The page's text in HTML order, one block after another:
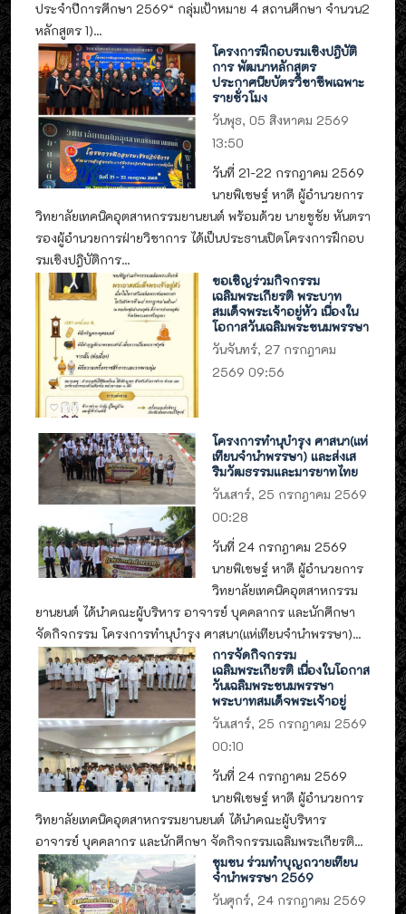
ประจำปีการศึกษา 2569“ กลุ่มเป้าหมาย 4 สถานศึกษา จำนวน2
หลักสูตร 1)...
โครงการฝึกอบรมเชิงปฎิบัติ
การ พัฒนาหลักสูตร
ประกาศนียบัตรวิชาชีพเฉพาะ
รายชั่วโมง
วันพุธ, 05 สิงหาคม 2569
13:50
วันที่ 21-22 กรกฎาคม 2569
นายพิเชษฐ์ หาดี ผู้อำนวยการ
วิทยาลัยเทคนิคอุตสาหกรรมยานยนต์ พร้อมด้วย นายชูชัย หันตรา
รองผู้อำนวยการฝ่ายวิชาการ ได้เป็นประธานเปิดโครงการฝึกอบ
รมเชิงปฎิบัติการ...
ขอเชิญร่วมกิจกรรม
เฉลิมพระเกียรติ พระบาท
สมเด็จพระเจ้าอยู่หัว เนื่องใน
โอกาสวันเฉลิมพระชนมพรรษา
วันจันทร์, 27 กรกฎาคม
2569 09:56
โครงการทำนุบำรุง ศาสนา(แห่
เทียนจำนำพรรษา) และส่งเส
ริมวัฒธรรมและมารยาทไทย
วันเสาร์, 25 กรกฎาคม 2569
00:28
วันที่ 24 กรกฎาคม 2569
นายพิเชษฐ์ หาดี ผู้อำนวยการ
วิทยาลัยเทคนิคอุตสาหกรรม
ยานยนต์ ได้นำคณะผู้บริหาร อาจารย์ บุคคลากร และนักศึกษา
จัดกิจกรรม โครงการทำนุบำรุง ศาสนา(แห่เทียนจำนำพรรษา)...
การจัดกิจกรรม
เฉลิมพระเกียรติ เนื่องในโอกาส
วันเฉลิมพระชนมพรรษา
พระบาทสมเด็จพระเจ้าอยู่
วันเสาร์, 25 กรกฎาคม 2569
00:10
วันที่ 24 กรกฎาคม 2569
นายพิเชษฐ์ หาดี ผู้อำนวยการ
วิทยาลัยเทคนิคอุตสาหกรรมยานยนต์ ได้นำคณะผู้บริหาร
อาจารย์ บุคคลากร และนักศึกษา จัดกิจกรรมเฉลิมพระเกียรติ...
ชุมชน ร่วมทำบุญถวายเทียน
จำนำพรรษา 2569
วันศุกร์, 24 กรกฎาคม 2569